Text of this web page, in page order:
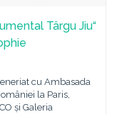
Târgu Jiu“
cu Ambasada
la Paris,
și Galeria